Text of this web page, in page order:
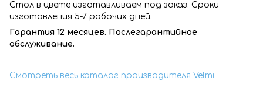
Стол в цвете изготавливаем под заказ. Сроки
изготовления 5-7 рабочих дней.
Гарантия 12 месяцев. Послегарантийное
обслуживание.
Смотреть весь каталог производителя Velmi